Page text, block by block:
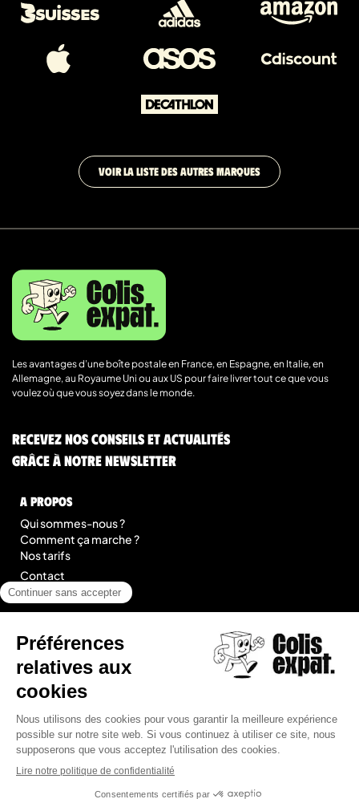
VOIR LA LISTE DES AUTRES MARQUES
Les avantages d’une boîte postale en France, en Espagne, en Italie, en
Allemagne, au Royaume Uni ou aux US pour faire livrer tout ce que vous
voulez où que vous soyez dans le monde.
Recevez nos conseils et actualités
grâce à notre newsletter
A Propos
Qui sommes-nous ?
Comment ça marche ?
Nos tarifs
Contact
Blog
légal
Mentions légales
Conditions Générales de Prestation de Services
© 2026 Colis Expat.